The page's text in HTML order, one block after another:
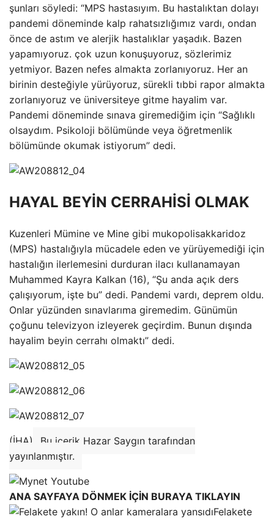
şunları söyledi: “MPS hastasıyım. Bu hastalıktan dolayı
pandemi döneminde kalp rahatsızlığımız vardı, ondan
önce de astım ve alerjik hastalıklar yaşadık. Bazen
yapamıyoruz. çok uzun konuşuyoruz, sözlerimiz
yetmiyor. Bazen nefes almakta zorlanıyoruz. Her an
birinin desteğiyle yürüyoruz, sürekli tıbbi rapor almakta
zorlanıyoruz ve üniversiteye gitme hayalim var.
Pandemi döneminde sınava giremediğim için “Sağlıklı
olsaydım. Psikoloji bölümünde veya öğretmenlik
bölümünde okumak istiyorum” dedi.
HAYAL BEYİN CERRAHİSİ OLMAK
Kuzenleri Mümine ve Mine gibi mukopolisakkaridoz
(MPS) hastalığıyla mücadele eden ve yürüyemediği için
hastalığın ilerlemesini durduran ilacı kullanamayan
Muhammed Kayra Kalkan (16), “Şu anda açık ders
çalışıyorum, işte bu” dedi. Pandemi vardı, deprem oldu.
Onlar yüzünden sınavlarıma giremedim. Günümün
çoğunu televizyon izleyerek geçirdim. Bunun dışında
hayalim beyin cerrahı olmaktı” dedi.
(İHA)
Bu içerik Hazar Saygın tarafından
yayınlanmıştır.
ANA SAYFAYA DÖNMEK İÇİN BURAYA TIKLAYIN
Felakete